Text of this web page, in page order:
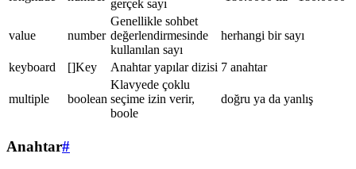
gerçek sayı
value number
Genellikle sohbet
değerlendirmesinde
kullanılan sayı
herhangi bir sayı
keyboard []Key Anahtar yapılar dizisi 7 anahtar
multiple boolean
Klavyede çoklu
seçime izin verir,
boole
doğru ya da yanlış
Anahtar#